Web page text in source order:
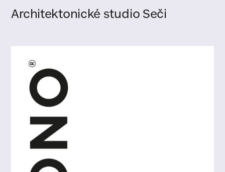
Architektonické studio Seči